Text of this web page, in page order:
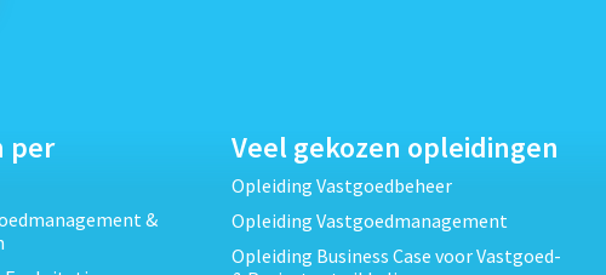
per
&
Veel gekozen opleidingen
Opleiding Vastgoedbeheer
Opleiding Vastgoedmanagement
Opleiding Business Case voor Vastgoed-